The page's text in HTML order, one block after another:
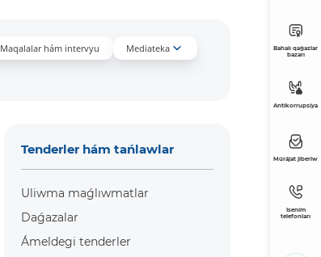
Maqalalar hám intervyu
Mediateka
Tenderler hám tańlawlar
Uliwma maǵlıwmatlar
Daǵazalar
Ámeldegi tenderler
Bahalı qaǵazlar
bazarı
Antikorrupsiya
Múrájat jiberiw
Isenim
telefonları